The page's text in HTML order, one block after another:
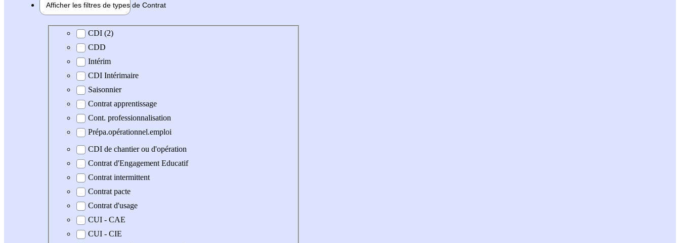
Afficher les filtres de types de Contrat
Type de contrat
CDI (2)
CDD
Intérim
CDI Intérimaire
Saisonnier
Contrat apprentissage
Cont. professionnalisation
Prépa.opérationnel.emploi
CDI de chantier ou d'opération
Contrat d'Engagement Educatif
Contrat intermittent
Contrat pacte
Contrat d'usage
CUI - CAE
CUI - CIE